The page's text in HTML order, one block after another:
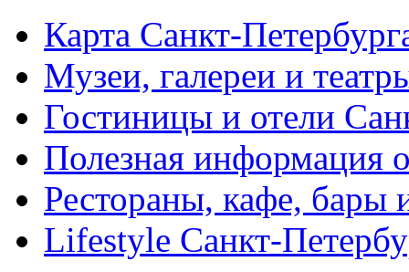
Карта Санкт-
Музеи, галереи и
Гостиницы и отели
Полезная информация
Рестораны, кафе, бары
Lifestyle Санкт-